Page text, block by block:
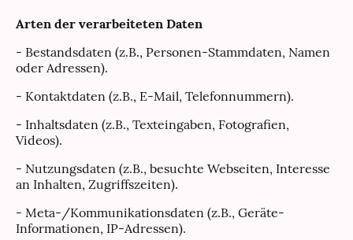
Arten der verarbeiteten Daten
- Bestandsdaten (z.B., Personen-Stammdaten, Namen
oder Adressen).
- Kontaktdaten (z.B., E-Mail, Telefonnummern).
- Inhaltsdaten (z.B., Texteingaben, Fotografien,
Videos).
- Nutzungsdaten (z.B., besuchte Webseiten, Interesse
an Inhalten, Zugriffszeiten).
- Meta-/Kommunikationsdaten (z.B., Geräte-
Informationen, IP-Adressen).